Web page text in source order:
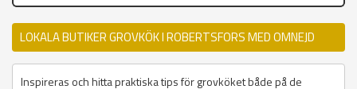
LOKALA BUTIKER GROVKÖK I ROBERTSFORS MED OMNEJD
Inspireras och hitta praktiska tips för grovköket både på de